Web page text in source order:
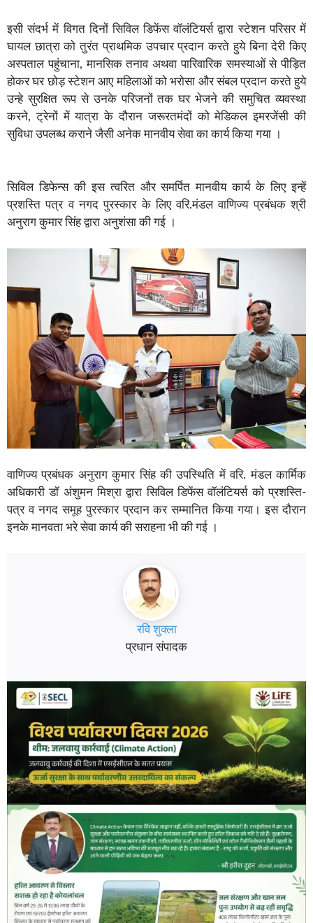
इसी संदर्भ में विगत दिनों सिविल डिफेंस वॉलंटियर्स द्वारा स्टेशन परिसर में
घायल छात्रा को तुरंत प्राथमिक उपचार प्रदान करते हुये बिना देरी किए
अस्पताल पहुंचाना, मानसिक तनाव अथवा पारिवारिक समस्याओं से पीड़ित
होकर घर छोड़ स्टेशन आए महिलाओं को भरोसा और संबल प्रदान करते हुये
उन्हे सुरक्षित रूप से उनके परिजनों तक घर भेजने की समुचित व्यवस्था
करने, ट्रेनों में यात्रा के दौरान जरूरतमंदों को मेडिकल इमरजेंसी की
सुविधा उपलब्ध कराने जैसी अनेक मानवीय सेवा का कार्य किया गया ।
सिविल डिफेन्स की इस त्वरित और समर्पित मानवीय कार्य के लिए इन्हें
प्रशस्ति पत्र व नगद पुरस्कार के लिए वरि.मंडल वाणिज्य प्रबंधक श्री
अनुराग कुमार सिंह द्वारा अनुशंसा की गई ।
वाणिज्य प्रबंधक अनुराग कुमार सिंह की उपस्थिति में वरि. मंडल कार्मिक
अधिकारी डॉ अंशुमन मिश्रा द्वारा सिविल डिफेंस वॉलंटियर्स को प्रशस्ति-
पत्र व नगद समूह पुरस्कार प्रदान कर सम्मानित किया गया। इस दौरान
इनके मानवता भरे सेवा कार्य की सराहना भी की गई ।
रवि शुक्ला
प्रधान संपादक